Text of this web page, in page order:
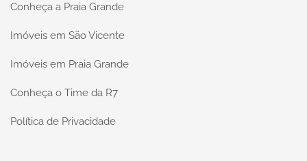
Conheça a Praia Grande
Imóveis em São Vicente
Imóveis em Praia Grande
Conheça o Time da R7
Política de Privacidade